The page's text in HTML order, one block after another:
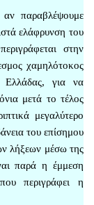
παραβλέψουμε
ελάφρυνση του
στην
χαμηλότοκος
για να
μετά το τέλος
μεγαλύτερο
του επίσημου
λήξεων μέσω της
παρά η έμμεση
περιγράφει η